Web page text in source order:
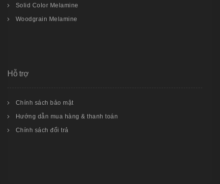
Solid Color Melamine
Woodgrain Melamine
Hỗ trợ
Chính sách bảo mật
Hướng dẫn mua hàng & thanh toán
Chính sách đổi trả